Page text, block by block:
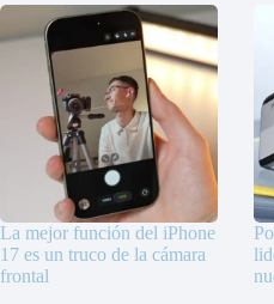
La mejor función del iPhone
17 es un truco de la cámara
frontal